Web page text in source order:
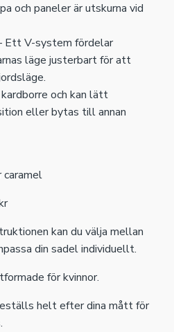
och paneler är utskurna vid
V-system fördelar
läge justerbart för att
och kan lätt
eller bytas till annan
kan du välja mellan
din sadel individuellt.
för kvinnor.
helt efter dina mått för